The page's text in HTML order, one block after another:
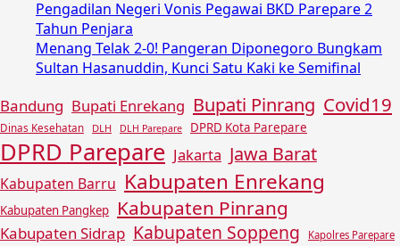
Pengadilan Negeri Vonis Pegawai BKD Parepare 2
Tahun Penjara
Menang Telak 2-0! Pangeran Diponegoro Bungkam
Sultan Hasanuddin, Kunci Satu Kaki ke Semifinal
Bandung Bupati Enrekang Bupati Pinrang Covid19
Dinas Kesehatan DLH DLH Parepare DPRD Kota Parepare
DPRD Parepare Jakarta Jawa Barat
Kabupaten Barru Kabupaten Enrekang
Kabupaten Pangkep Kabupaten Pinrang
Kabupaten Sidrap Kabupaten Soppeng
Kapolres Parepare